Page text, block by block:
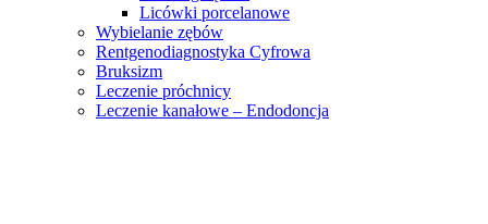
Licówki porcelanowe
Wybielanie zębów
Rentgenodiagnostyka Cyfrowa
Bruksizm
Leczenie próchnicy
Leczenie kanałowe – Endodoncja